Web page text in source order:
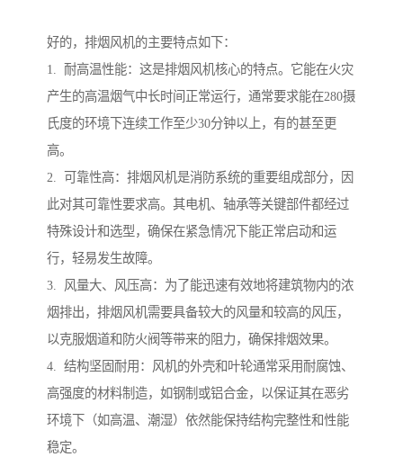
好的，排烟风机的主要特点如下：
1. 耐高温性能：这是排烟风机核心的特点。它能在火灾
产生的高温烟气中长时间正常运行，通常要求能在280摄
氏度的环境下连续工作至少30分钟以上，有的甚至更
高。
2. 可靠性高：排烟风机是消防系统的重要组成部分，因
此对其可靠性要求高。其电机、轴承等关键部件都经过
特殊设计和选型，确保在紧急情况下能正常启动和运
行，轻易发生故障。
3. 风量大、风压高：为了能迅速有效地将建筑物内的浓
烟排出，排烟风机需要具备较大的风量和较高的风压，
以克服烟道和防火阀等带来的阻力，确保排烟效果。
4. 结构坚固耐用：风机的外壳和叶轮通常采用耐腐蚀、
高强度的材料制造，如钢制或铝合金，以保证其在恶劣
环境下（如高温、潮湿）依然能保持结构完整性和性能
稳定。